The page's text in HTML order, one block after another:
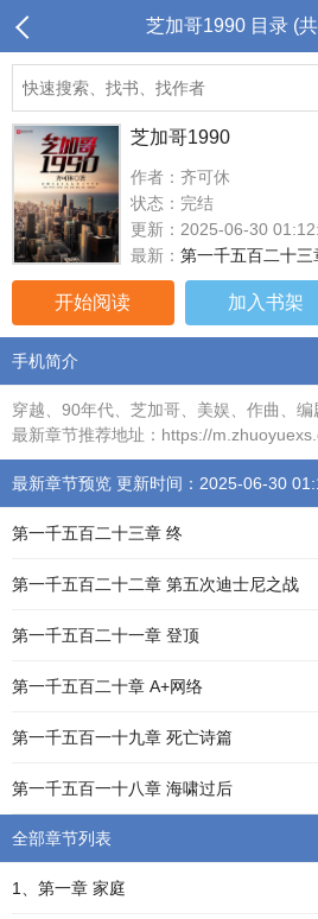
芝加哥1990 目录 (
芝加哥1990
作者：齐可休
状态：完结
更新：2025-06-30
最新： 第一千五百二十三
开始阅读 加入书架
手机简介
穿越、90年代、芝加哥、美娱、作曲、
最新章节推荐地址：https://
最新章节预览 更新时间：2025-06-30
第一千五百二十三章 终
第一千五百二十二章 第五次迪士尼之战
第一千五百二十一章 登顶
第一千五百二十章 A+网络
第一千五百一十九章 死亡诗篇
第一千五百一十八章 海啸过后
全部章节列表
1、第一章 家庭